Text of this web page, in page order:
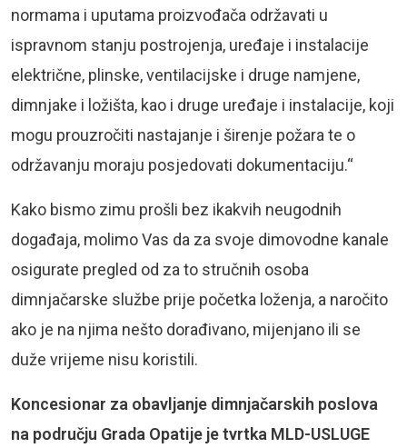
normama i uputama proizvođača održavati u
ispravnom stanju postrojenja, uređaje i instalacije
električne, plinske, ventilacijske i druge namjene,
dimnjake i ložišta, kao i druge uređaje i instalacije, koji
mogu prouzročiti nastajanje i širenje požara te o
održavanju moraju posjedovati dokumentaciju.“
Kako bismo zimu prošli bez ikakvih neugodnih
događaja, molimo Vas da za svoje dimovodne kanale
osigurate pregled od za to stručnih osoba
dimnjačarske službe prije početka loženja, a naročito
ako je na njima nešto dorađivano, mijenjano ili se
duže vrijeme nisu koristili.
Koncesionar za obavljanje dimnjačarskih poslova
na području Grada Opatije je tvrtka MLD-USLUGE